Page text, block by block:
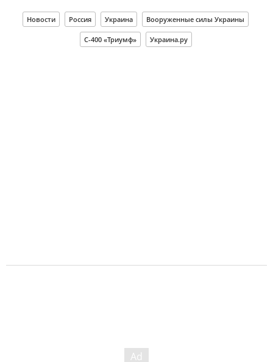
Новости Россия Украина Вооруженные силы Украины
С-400 «Триумф» Украина.ру